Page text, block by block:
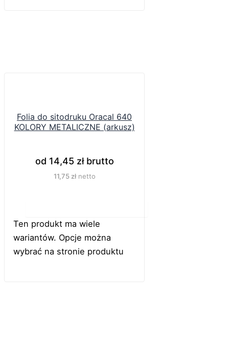
Folia do sitodruku Oracal 640
KOLORY METALICZNE (arkusz)
od 14,45 złbrutto
11,75 złnetto
Ten produkt ma wiele
wariantów. Opcje można
wybrać na stronie produktu